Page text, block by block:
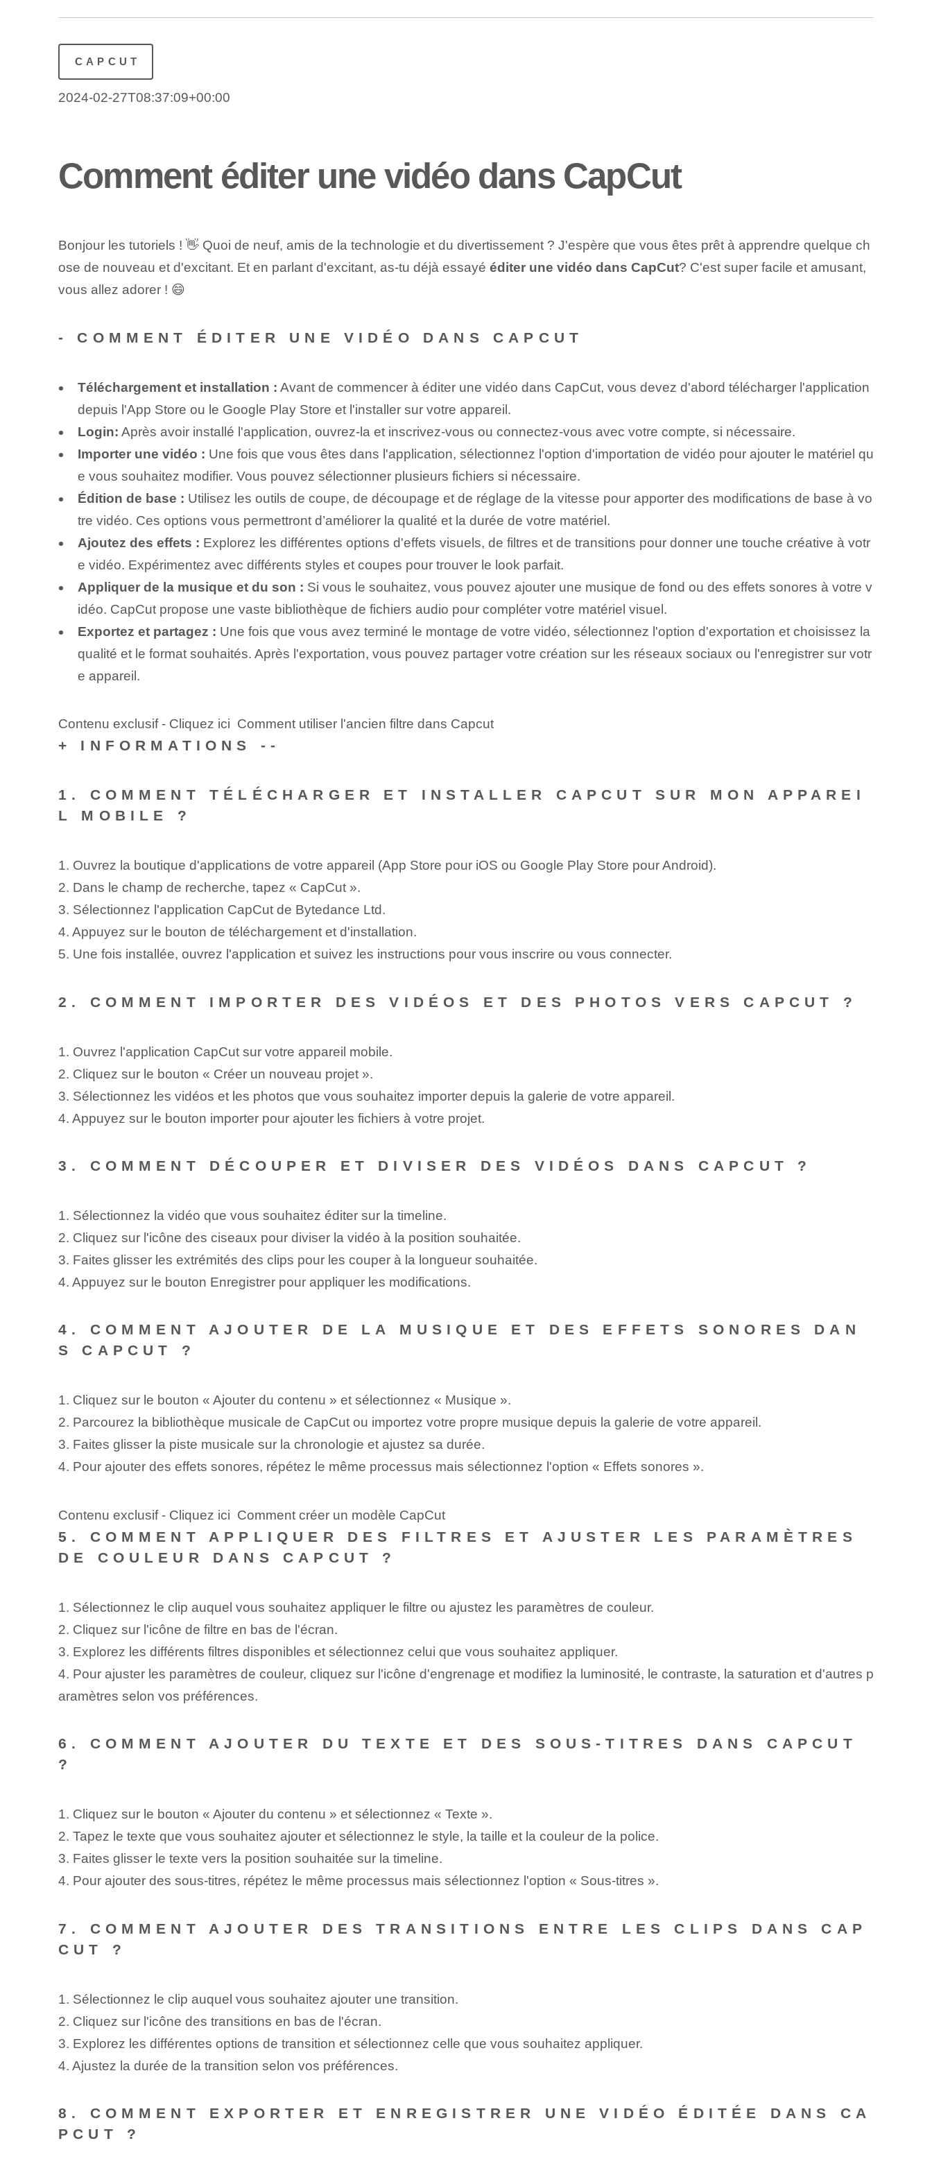
CAPCUT
2024-02-27T08:37:09+00:00
Comment éditer une vidéo dans CapCut
Bonjour les tutoriels ! 👋 Quoi de neuf, amis de la technologie et du divertissement ? J'espère que vous êtes prêt à apprendre quelque ch
ose de nouveau et d'excitant. Et en parlant d'excitant, as-tu déjà essayé éditer une vidéo dans CapCut? C'est super facile et amusant,
vous allez adorer ! 😄
- COMMENT ÉDITER UNE VIDÉO DANS CAPCUT
Téléchargement et installation : Avant de commencer à éditer une vidéo dans CapCut, vous devez d'abord télécharger l'application
depuis l'App Store ou le Google Play Store et l'installer sur votre appareil.
Login: Après avoir installé l'application, ouvrez-la et inscrivez-vous ou connectez-vous avec votre compte, si nécessaire.
Importer une vidéo : Une fois que vous êtes dans l'application, sélectionnez l'option d'importation de vidéo pour ajouter le matériel qu
e vous souhaitez modifier. Vous pouvez sélectionner plusieurs fichiers si nécessaire.
Édition de base : Utilisez les outils de coupe, de découpage et de réglage de la vitesse pour apporter des modifications de base à vo
tre vidéo. Ces options vous permettront d’améliorer la qualité et la durée de votre matériel.
Ajoutez des effets : Explorez les différentes options d'effets visuels, de filtres et de transitions pour donner une touche créative à votr
e vidéo. Expérimentez avec différents styles et coupes pour trouver le look parfait.
Appliquer de la musique et du son : Si vous le souhaitez, vous pouvez ajouter une musique de fond ou des effets sonores à votre v
idéo. CapCut propose une vaste bibliothèque de fichiers audio pour compléter votre matériel visuel.
Exportez et partagez : Une fois que vous avez terminé le montage de votre vidéo, sélectionnez l'option d'exportation et choisissez la
qualité et le format souhaités. Après l'exportation, vous pouvez partager votre création sur les réseaux sociaux ou l'enregistrer sur votr
e appareil.
Contenu exclusif - Cliquez ici Comment utiliser l'ancien filtre dans Capcut
+ INFORMATIONS --
1. COMMENT TÉLÉCHARGER ET INSTALLER CAPCUT SUR MON APPAREI
L MOBILE ?
1. Ouvrez la boutique d'applications de votre appareil (App Store pour iOS ou Google Play Store pour Android).
2. Dans le champ de recherche, tapez « CapCut ».
3. Sélectionnez l'application CapCut de Bytedance Ltd.
4. Appuyez sur le bouton de téléchargement et d'installation.
5. Une fois installée, ouvrez l'application et suivez les instructions pour vous inscrire ou vous connecter.
2. COMMENT IMPORTER DES VIDÉOS ET DES PHOTOS VERS CAPCUT ?
1. Ouvrez l'application CapCut sur votre appareil mobile.
2. Cliquez sur le bouton « Créer un nouveau projet ».
3. Sélectionnez les vidéos et les photos que vous souhaitez importer depuis la galerie de votre appareil.
4. Appuyez sur le bouton importer pour ajouter les fichiers à votre projet.
3. COMMENT DÉCOUPER ET DIVISER DES VIDÉOS DANS CAPCUT ?
1. Sélectionnez la vidéo que vous souhaitez éditer sur la timeline.
2. Cliquez sur l'icône des ciseaux pour diviser la vidéo à la position souhaitée.
3. Faites glisser les extrémités des clips pour les couper à la longueur souhaitée.
4. Appuyez sur le bouton Enregistrer pour appliquer les modifications.
4. COMMENT AJOUTER DE LA MUSIQUE ET DES EFFETS SONORES DAN
S CAPCUT ?
1. Cliquez sur le bouton « Ajouter du contenu » et sélectionnez « Musique ».
2. Parcourez la bibliothèque musicale de CapCut ou importez votre propre musique depuis la galerie de votre appareil.
3. Faites glisser la piste musicale sur la chronologie et ajustez sa durée.
4. Pour ajouter des effets sonores, répétez le même processus mais sélectionnez l'option « Effets sonores ».
Contenu exclusif - Cliquez ici Comment créer un modèle CapCut
5. COMMENT APPLIQUER DES FILTRES ET AJUSTER LES PARAMÈTRES
DE COULEUR DANS CAPCUT ?
1. Sélectionnez le clip auquel vous souhaitez appliquer le filtre ou ajustez les paramètres de couleur.
2. Cliquez sur l'icône de filtre en bas de l'écran.
3. Explorez les différents filtres disponibles et sélectionnez celui que vous souhaitez appliquer.
4. Pour ajuster les paramètres de couleur, cliquez sur l'icône d'engrenage et modifiez la luminosité, le contraste, la saturation et d'autres p
aramètres selon vos préférences.
6. COMMENT AJOUTER DU TEXTE ET DES SOUS-TITRES DANS CAPCUT
?
1. Cliquez sur le bouton « Ajouter du contenu » et sélectionnez « Texte ».
2. Tapez le texte que vous souhaitez ajouter et sélectionnez le style, la taille et la couleur de la police.
3. Faites glisser le texte vers la position souhaitée sur la timeline.
4. Pour ajouter des sous-titres, répétez le même processus mais sélectionnez l'option « Sous-titres ».
7. COMMENT AJOUTER DES TRANSITIONS ENTRE LES CLIPS DANS CAP
CUT ?
1. Sélectionnez le clip auquel vous souhaitez ajouter une transition.
2. Cliquez sur l'icône des transitions en bas de l'écran.
3. Explorez les différentes options de transition et sélectionnez celle que vous souhaitez appliquer.
4. Ajustez la durée de la transition selon vos préférences.
8. COMMENT EXPORTER ET ENREGISTRER UNE VIDÉO ÉDITÉE DANS CA
PCUT ?